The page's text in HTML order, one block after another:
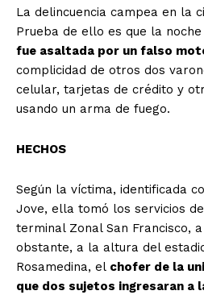
La delincuencia campea en la
Prueba de ello es que la
fue asaltada por un falso
complicidad de otros dos
celular, tarjetas de crédito y
usando un arma de fuego.
HECHOS
Según la víctima, identificada
Jove, ella tomó los servicios
terminal Zonal San Francisco,
obstante, a la altura del
Rosamedina, el chofer de la
que dos sujetos ingresaran a